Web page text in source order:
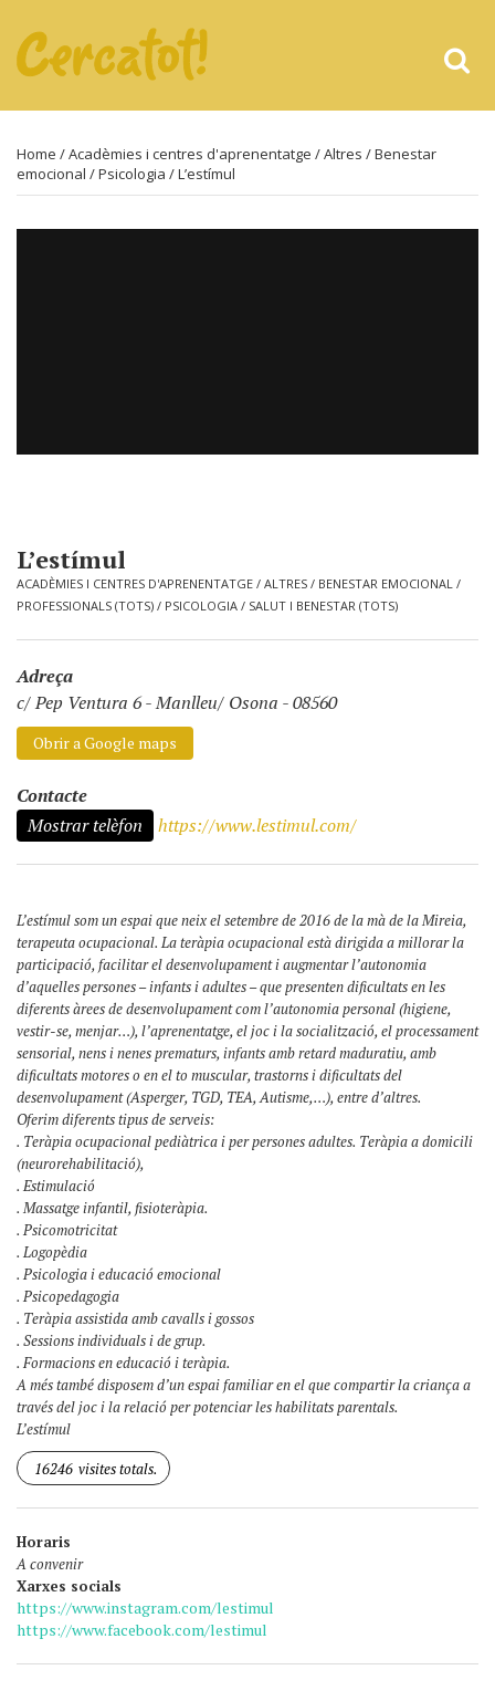
Home /Acadèmies i centres d'aprenentatge /Altres /Benestar
emocional /Psicologia / L’estímul
L’estímul
ACADÈMIES I CENTRES D'APRENENTATGE / ALTRES / BENESTAR EMOCIONAL /
PROFESSIONALS (TOTS) / PSICOLOGIA / SALUT I BENESTAR (TOTS)
Adreça
c/ Pep Ventura 6-Manlleu/ Osona - 08560
Obrir a Google maps
Contacte
Mostrar telèfon
https://www.lestimul.com/
L’estímul som un espai que neix el setembre de 2016 de la mà de la Mireia,
terapeuta ocupacional. La teràpia ocupacional està dirigida a millorar la
participació, facilitar el desenvolupament i augmentar l’autonomia
d’aquelles persones – infants i adultes – que presenten dificultats en les
diferents àrees de desenvolupament com l’autonomia personal (higiene,
vestir-se, menjar…), l’aprenentatge, el joc i la socialització, el processament
sensorial, nens i nenes prematurs, infants amb retard maduratiu, amb
dificultats motores o en el to muscular, trastorns i dificultats del
desenvolupament (Asperger, TGD, TEA, Autisme,…), entre d’altres.
Oferim diferents tipus de serveis:
. Teràpia ocupacional pediàtrica i per persones adultes. Teràpia a domicili
(neurorehabilitació),
. Estimulació
. Massatge infantil, fisioteràpia.
. Psicomotricitat
. Logopèdia
. Psicologia i educació emocional
. Psicopedagogia
. Teràpia assistida amb cavalls i gossos
. Sessions individuals i de grup.
. Formacions en educació i teràpia.
A més també disposem d’un espai familiar en el que compartir la criança a
través del joc i la relació per potenciar les habilitats parentals.
L’estímul
16246 visites totals.
Horaris
A convenir
Xarxes socials
https://www.instagram.com/lestimul
https://www.facebook.com/lestimul